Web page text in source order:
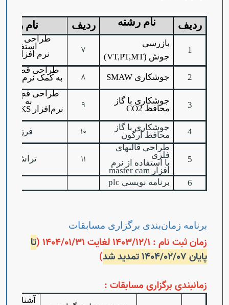
ردیف نام رشته ردیف نام رشته
1
بازرسی
جوش (VT,PT,MT)
7
طراحی سازه
استفاده از
نرم افزار
2 جوشکاریSMAW
8
طراحی قطعات
به کمک نرم افزار
3 جوشکاری با گاز
محافظCO2
9
طراحی قطعات
به کمک
نرم‌افزار
4 جوشکاری با گاز
محافظ آرگون 10 فرز cnc
5
طراحی قالبهای
فلزی
با استفاده از نرم
افزار master cam
11 تراش cnc
6 برنامه نویسی plc
برنامه زمان‌بندی برگزاری مسابقات
زمان ثبت نام : 1403/12/1 لغایت 1404/01/31 (
تا
پایان 1404/02/07 تمدید شد
)
زمانبندی برگزاری مسابقات :
آشنایی با